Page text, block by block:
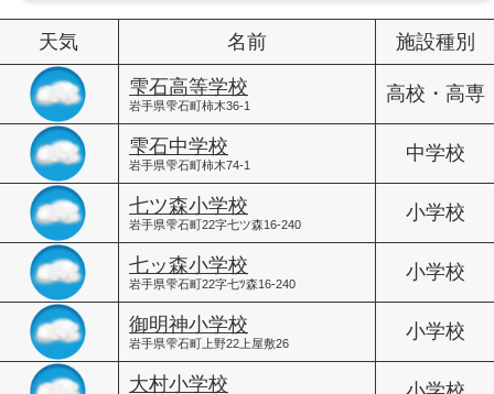
天気 名前 施設種別
雫石高等学校
岩手県雫石町柿木36-1
高校・高専
雫石中学校
岩手県雫石町柿木74-1
中学校
七ツ森小学校
岩手県雫石町22字七ツ森16-240
小学校
七ッ森小学校
岩手県雫石町22字七ﾂ森16-240
小学校
御明神小学校
岩手県雫石町上野22上屋敷26
小学校
大村小学校